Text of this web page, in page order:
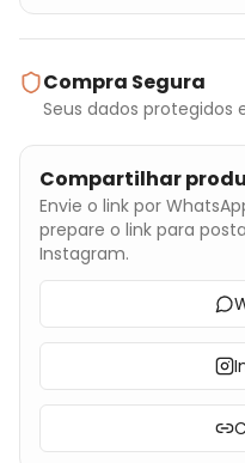
Compra Segura
Seus dados protegidos
Compartilhar
Envie o link por
prepare o link para
Instagram.